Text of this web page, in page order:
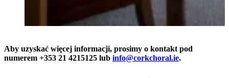
Aby uzyskać więcej informacji, prosimy o kontakt pod
numerem +353 21 4215125 lub info@corkchoral.ie.